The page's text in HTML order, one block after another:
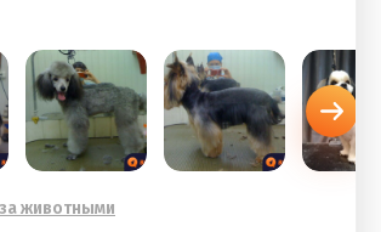
животными